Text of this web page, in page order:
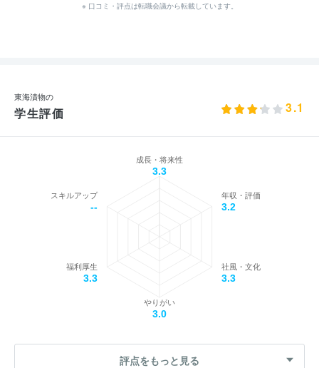
※ 口コミ・評点は転職会議から転載しています。
東海漬物の
学生評価 3.1
成長・将来性
3.3
年収・評価
3.2
社風・文化
3.3
やりがい
3.0
福利厚生
3.3
スキルアップ
--
評点をもっと見る